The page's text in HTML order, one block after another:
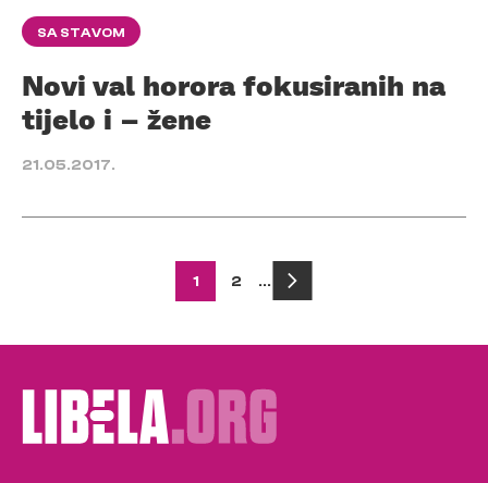
SA STAVOM
Novi val horora fokusiranih na
tijelo i – žene
21.05.2017.
pagination
1 2 …